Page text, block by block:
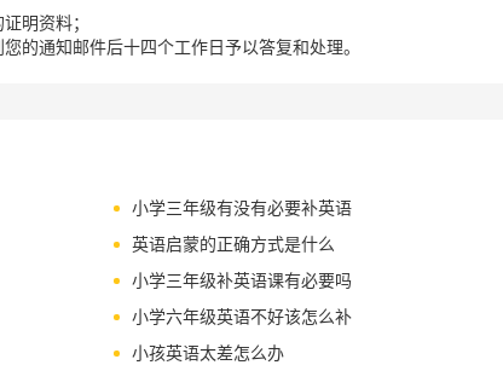
明资料；
的通知邮件后十四个工作日予以答复和处理。
小学三年级有没有必要补英语
英语启蒙的正确方式是什么
小学三年级补英语课有必要吗
小学六年级英语不好该怎么补
小孩英语太差怎么办